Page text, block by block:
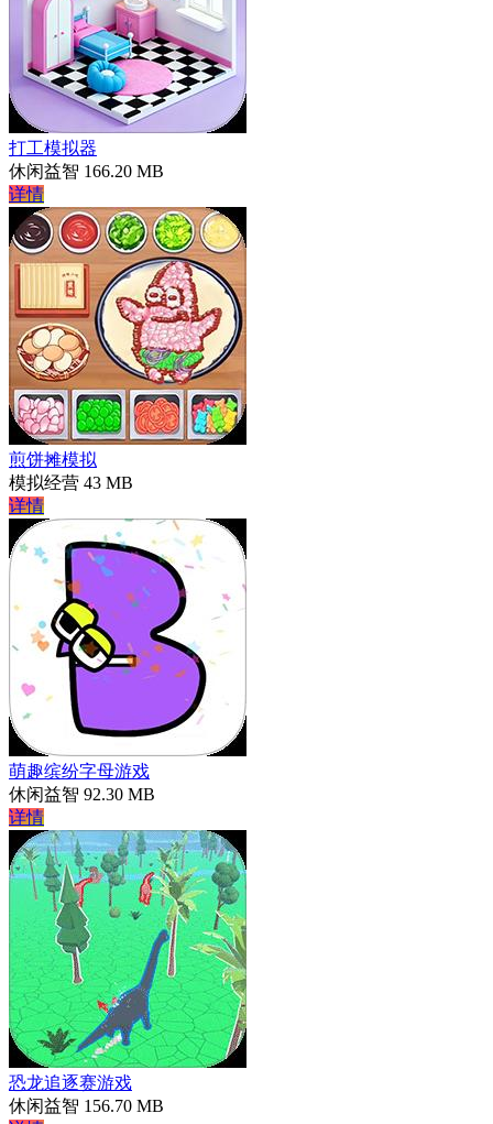
打工模拟器
休闲益智 166.20 MB
详情
煎饼摊模拟
模拟经营 43 MB
详情
萌趣缤纷字母游戏
休闲益智 92.30 MB
详情
恐龙追逐赛游戏
休闲益智 156.70 MB